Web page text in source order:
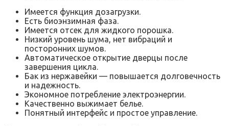
Имеется функция дозагрузки.
Есть биоэнзимная фаза.
Имеется отсек для жидкого порошка.
Низкий уровень шума, нет вибраций и
посторонних шумов.
Автоматическое открытие дверцы после
завершения цикла.
Бак из нержавейки — повышается долговечность
и надежность.
Экономное потребление электроэнергии.
Качественно выжимает белье.
Понятный интерфейс и простое управление.